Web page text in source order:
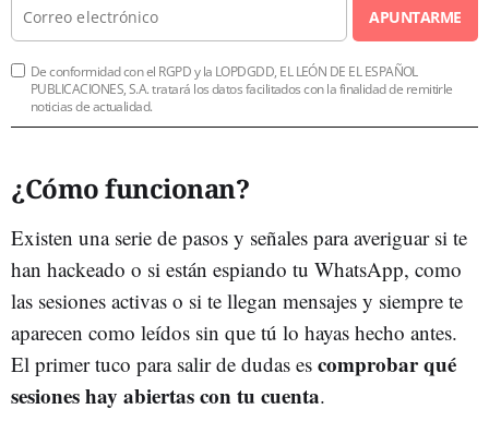
APUNTARME
De conformidad con el RGPD y la LOPDGDD, EL LEÓN DE EL ESPAÑOL
PUBLICACIONES, S.A. tratará los datos facilitados con la finalidad de remitirle
noticias de actualidad.
¿Cómo funcionan?
Existen una serie de pasos y señales para averiguar si te
han hackeado o si están espiando tu WhatsApp, como
las sesiones activas o si te llegan mensajes y siempre te
aparecen como leídos sin que tú lo hayas hecho antes.
El primer tuco para salir de dudas es comprobar qué
sesiones hay abiertas con tu cuenta.